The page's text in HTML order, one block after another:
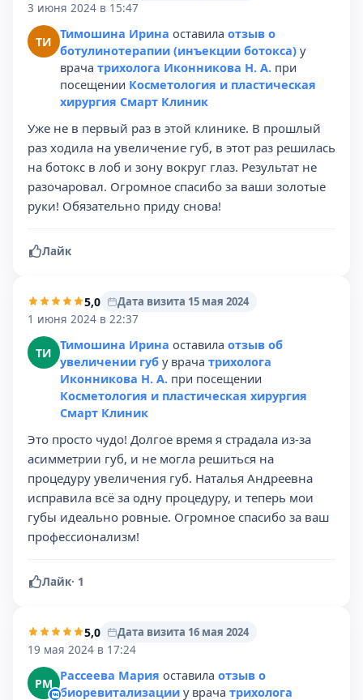
3 июня 2024 в 15:47
ТИ Тимошина Ирина оставила отзыв о
ботулинотерапии (инъекции ботокса) у
врача трихолога Иконникова Н. А. при
посещении Косметология и пластическая
хирургия Смарт Клиник
Уже не в первый раз в этой клинике. В прошлый
раз ходила на увеличение губ, в этот раз решилась
на ботокс в лоб и зону вокруг глаз. Результат не
разочаровал. Огромное спасибо за ваши золотые
руки! Обязательно приду снова!
Лайк
5,0
Дата визита 15 мая 2024
1 июня 2024 в 22:37
ТИ Тимошина Ирина оставила отзыв об
увеличении губ у врача трихолога
Иконникова Н. А. при посещении
Косметология и пластическая хирургия
Смарт Клиник
Это просто чудо! Долгое время я страдала из-за
асимметрии губ, и не могла решиться на
процедуру увеличения губ. Наталья Андреевна
исправила всё за одну процедуру, и теперь мои
губы идеально ровные. Огромное спасибо за ваш
профессионализм!
Лайк· 1
5,0
Дата визита 16 мая 2024
19 мая 2024 в 17:24
РМ Рассеева Мария оставила отзыв о
биоревитализации у врача трихолога